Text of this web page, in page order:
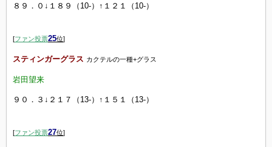
８９．０↓１８９（10-）↑１２１（10-）
[ファン投票25位]
スティンガーグラス カクテルの一種+グラス
岩田望来
９０．３↓２１７（13-）↑１５１（13-）
[ファン投票27位]